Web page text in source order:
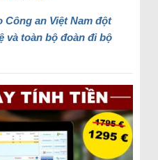
Công an Việt Nam đột
và toàn bộ đoàn đi bộ